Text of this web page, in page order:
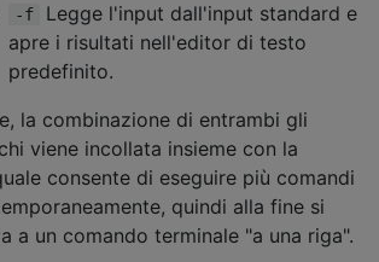
-f
Legge l'input dall'input standard e
apre i risultati nell'editor di testo
predefinito.
la combinazione di entrambi gli
viene incollata insieme con la
consente di eseguire più comandi
quindi alla fine si
a un comando terminale "a una riga".